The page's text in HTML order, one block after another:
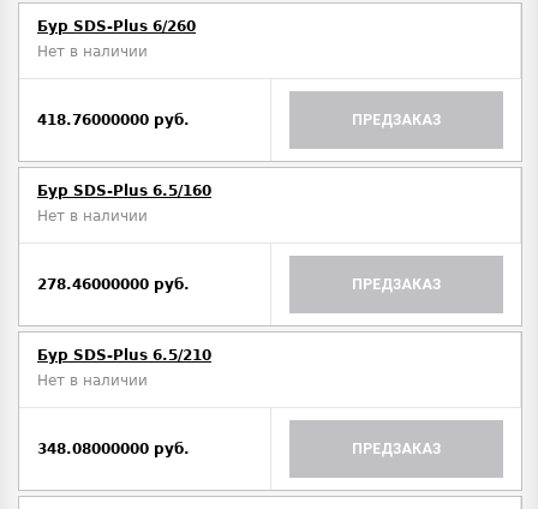
Бур SDS-Plus 6/260
Нет в наличии
418.76000000 руб. ПРЕДЗАКАЗ
Бур SDS-Plus 6.5/160
Нет в наличии
278.46000000 руб. ПРЕДЗАКАЗ
Бур SDS-Plus 6.5/210
Нет в наличии
348.08000000 руб. ПРЕДЗАКАЗ